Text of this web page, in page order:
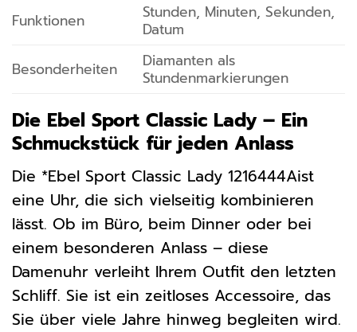
Funktionen
Stunden, Minuten, Sekunden,
Datum
Besonderheiten
Diamanten als
Stundenmarkierungen
Die Ebel Sport Classic Lady – Ein
Schmuckstück für jeden Anlass
Die *Ebel Sport Classic Lady 1216444Aist
eine Uhr, die sich vielseitig kombinieren
lässt. Ob im Büro, beim Dinner oder bei
einem besonderen Anlass – diese
Damenuhr verleiht Ihrem Outfit den letzten
Schliff. Sie ist ein zeitloses Accessoire, das
Sie über viele Jahre hinweg begleiten wird.